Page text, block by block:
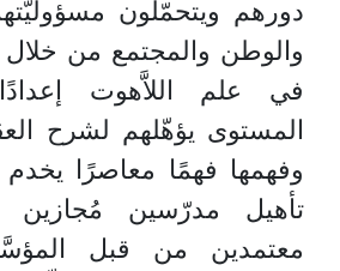
دورهم ويتحمّلون
والوطن والمجتمع من
في علم اللاَّهوت
المستوى يؤهّلهم لشرح
وفهمها فهمًا معاصرًا يخدم
تأهيل مدرّسين
معتمدين من قبل